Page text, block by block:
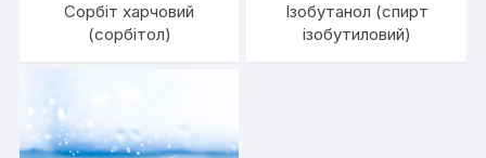
Сорбіт харчовий
(сорбітол)
Ізобутанол (спирт
ізобутиловий)